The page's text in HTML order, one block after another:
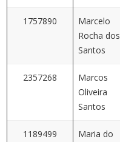
1757890
Marcelo
Rocha dos
Santos
2357268
Marcos
Oliveira
Santos
1189499
Maria do